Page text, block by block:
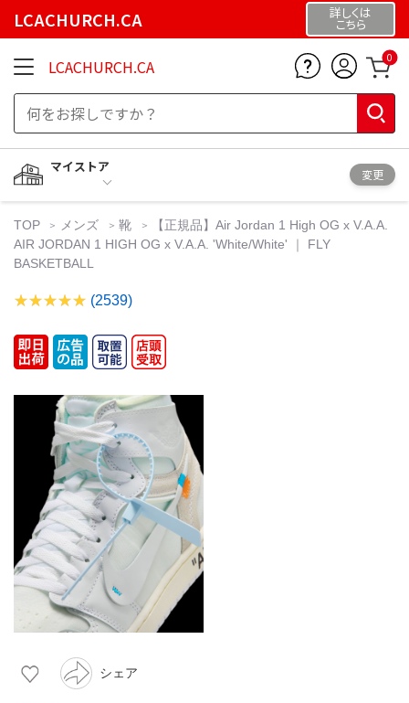
LCACHURCH.CA 詳しくは
こちら
LCACHURCH.CA 0
マイストア
変更
TOP メンズ 靴
【正規品】Air Jordan 1 High OG x V.A.A.
AIR JORDAN 1 HIGH OG x V.A.A. 'White/White' ｜ FLY
BASKETBALL
(2539)
シェア